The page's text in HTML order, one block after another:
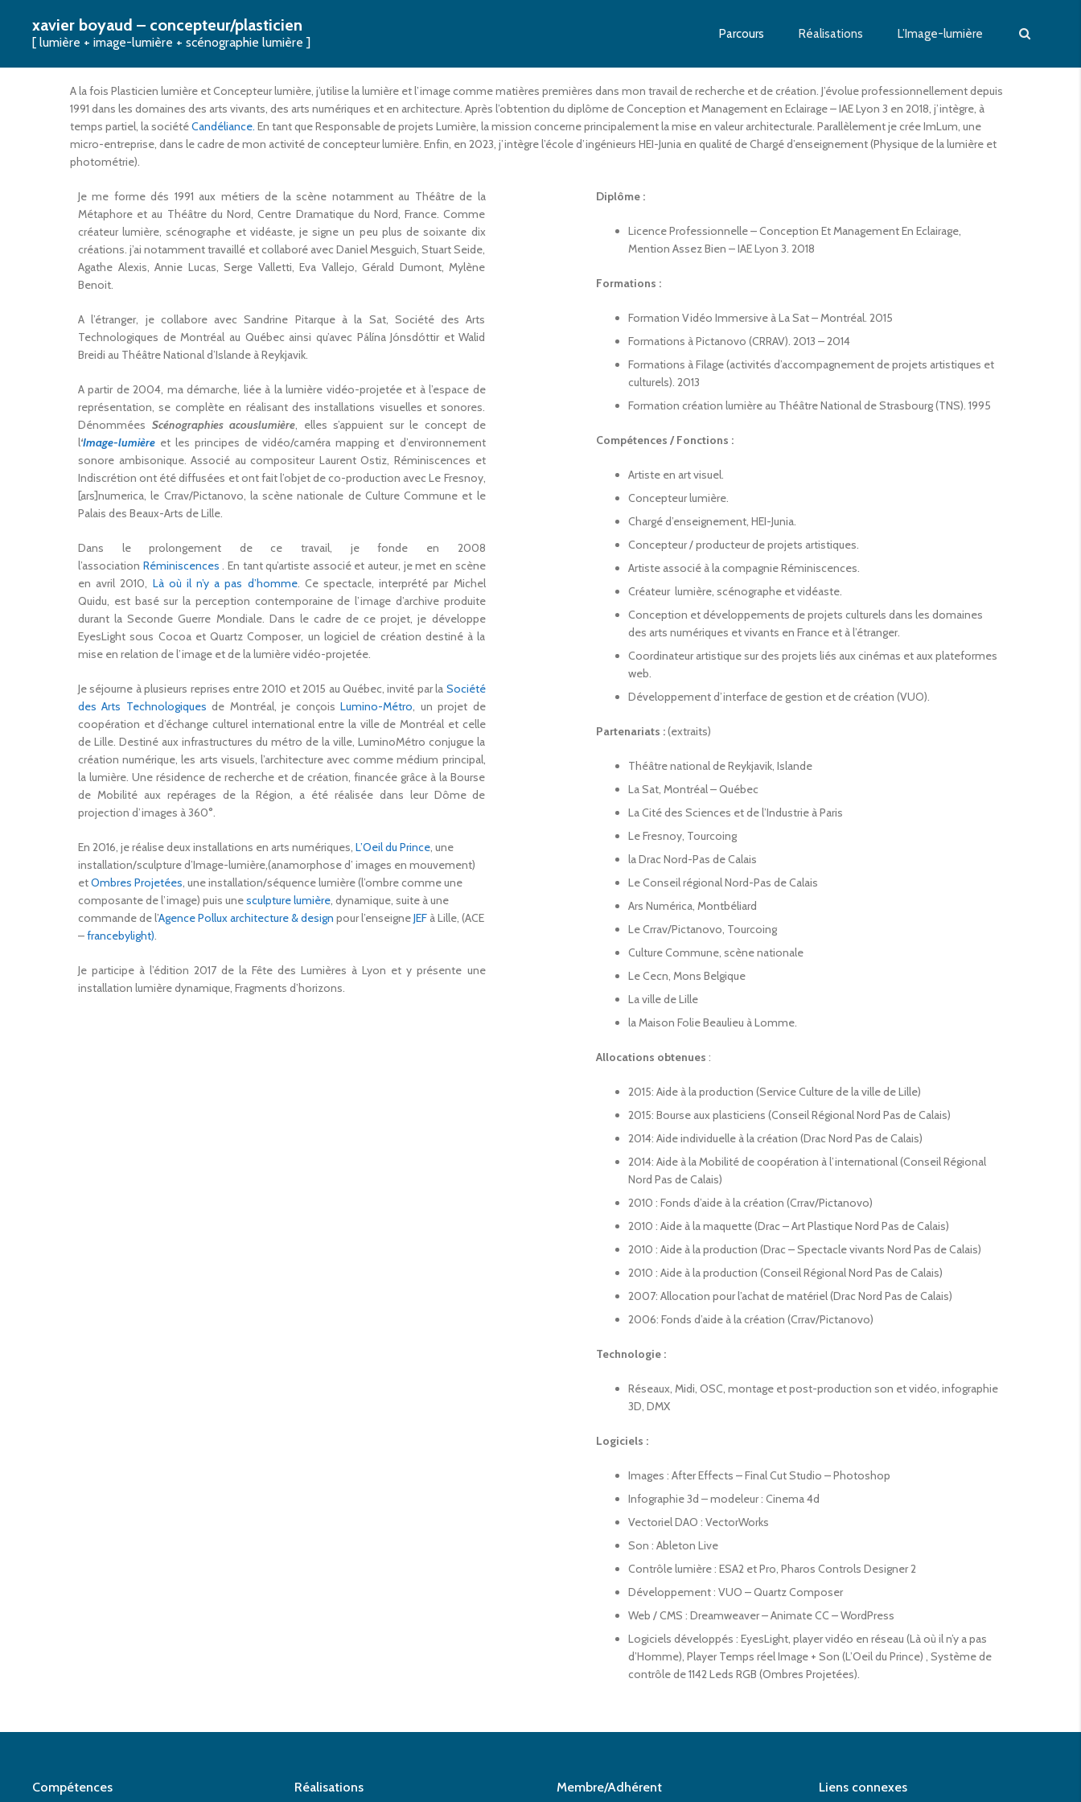
xavier boyaud – concepteur/plasticien
[ lumière + image-lumière + scénographie lumière ]
Parcours Réalisations L’Image-lumière
PARCOURS
A la fois Plasticien lumière et Concepteur lumière, j’utilise la lumière et l’image comme matières premières dans mon travail de recherche et de création. J’évolue professionnellement depuis
1991 dans les domaines des arts vivants, des arts numériques et en architecture. Après l’obtention du diplôme de Conception et Management en Eclairage – IAE Lyon 3 en 2018, j’intègre, à
temps partiel, la sociétéCandéliance. En tant que Responsable de projets Lumière, la mission concerne principalement la mise en valeur architecturale. Parallèlement je crée ImLum, une
micro-entreprise, dans le cadre de mon activité de concepteur lumière. Enfin, en 2023, j’intègre l’école d’ingénieurs HEI-Junia en qualité de Chargé d’enseignement (Physique de la lumière et
photométrie).
Je me forme dés 1991 aux métiers de la scène notamment au Théâtre de la
Métaphore et au Théâtre du Nord, Centre Dramatique du Nord, France. Comme
créateur lumière, scénographe et vidéaste, je signe un peu plus de soixante dix
créations. j’ai notamment travaillé et collaboré avec Daniel Mesguich, Stuart Seide,
Agathe Alexis, Annie Lucas, Serge Valletti, Eva Vallejo, Gérald Dumont, Mylène
Benoit.
A l’étranger, je collabore avec Sandrine Pitarque à la Sat, Société des Arts
Technologiques de Montréal au Québec ainsi qu’avec Pálína Jónsdóttir et Walid
Breidi au Théâtre National d’Islande à Reykjavik.
A partir de 2004, ma démarche, liée à la lumière vidéo-projetée et à l’espace de
représentation, se complète en réalisant des installations visuelles et sonores.
Dénommées Scénographies acouslumière, elles s’appuient sur le concept de
l‘Image-lumière et les principes de vidéo/caméra mapping et d’environnement
sonore ambisonique. Associé au compositeur Laurent Ostiz, Réminiscences et
Indiscrétion ont été diffusées et ont fait l’objet de co-production avec Le Fresnoy,
[ars]numerica, le Crrav/Pictanovo, la scène nationale de Culture Commune et le
Palais des Beaux-Arts de Lille.
Dans le prolongement de ce travail, je fonde en 2008
l’association Réminiscences . En tant qu’artiste associé et auteur, je met en scène
en avril 2010, Là où il n’y a pas d’homme. Ce spectacle, interprété par Michel
Quidu, est basé sur la perception contemporaine de l’image d’archive produite
durant la Seconde Guerre Mondiale. Dans le cadre de ce projet, je développe
EyesLight sous Cocoa et Quartz Composer, un logiciel de création destiné à la
mise en relation de l’image et de la lumière vidéo-projetée.
Je séjourne à plusieurs reprises entre 2010 et 2015 au Québec, invité par la Société
des Arts Technologiques de Montréal, je conçoisLumino-Métro, un projet de
coopération et d’échange culturel international entre la ville de Montréal et celle
de Lille. Destiné aux infrastructures du métro de la ville, LuminoMétro conjugue la
création numérique, les arts visuels, l’architecture avec comme médium principal,
la lumière. Une résidence de recherche et de création, financée grâce à la Bourse
de Mobilité aux repérages de la Région, a été réalisée dans leur Dôme de
projection d’images à 360°.
En 2016, je réalise deux installations en arts numériques, L’Oeil du Prince, une
installation/sculpture d’Image-lumière,(anamorphose d’ images en mouvement)
etOmbres Projetées, une installation/séquence lumière (l’ombre comme une
composante de l’image) puis unesculpture lumière, dynamique, suite à une
commande de l’Agence Pollux architecture & design pour l’enseigneJEF à Lille, (ACE
–francebylight).
Je participe à l’édition 2017 de la Fête des Lumières à Lyon et y présente une
installation lumière dynamique, Fragments d’horizons.
Diplôme :
Licence Professionnelle – Conception Et Management En Eclairage,
Mention Assez Bien – IAE Lyon 3. 2018
Formations :
Formation Vidéo Immersive à La Sat – Montréal. 2015
Formations à Pictanovo (CRRAV). 2013 – 2014
Formations à Filage (activités d’accompagnement de projets artistiques et
culturels). 2013
Formation création lumière au Théâtre National de Strasbourg (TNS). 1995
Compétences / Fonctions :
Artiste en art visuel.
Concepteur lumière.
Chargé d’enseignement, HEI-Junia.
Concepteur / producteur de projets artistiques.
Artiste associé à la compagnie Réminiscences.
Créateur lumière, scénographe et vidéaste.
Conception et développements de projets culturels dans les domaines
des arts numériques et vivants en France et à l’étranger.
Coordinateur artistique sur des projets liés aux cinémas et aux plateformes
web.
Développement d’interface de gestion et de création (VUO).
Partenariats :(extraits)
Théâtre national de Reykjavik, Islande
La Sat, Montréal – Québec
La Cité des Sciences et de l’Industrie à Paris
Le Fresnoy, Tourcoing
la Drac Nord-Pas de Calais
Le Conseil régional Nord-Pas de Calais
Ars Numérica, Montbéliard
Le Crrav/Pictanovo, Tourcoing
Culture Commune, scène nationale
Le Cecn, Mons Belgique
La ville de Lille
la Maison Folie Beaulieu à Lomme.
Allocations obtenues :
2015: Aide à la production (Service Culture de la ville de Lille)
2015: Bourse aux plasticiens (Conseil Régional Nord Pas de Calais)
2014: Aide individuelle à la création (Drac Nord Pas de Calais)
2014: Aide à la Mobilité de coopération à l’international (Conseil Régional
Nord Pas de Calais)
2010 : Fonds d’aide à la création (Crrav/Pictanovo)
2010 : Aide à la maquette (Drac – Art Plastique Nord Pas de Calais)
2010 : Aide à la production (Drac – Spectacle vivants Nord Pas de Calais)
2010 : Aide à la production (Conseil Régional Nord Pas de Calais)
2007: Allocation pour l’achat de matériel (Drac Nord Pas de Calais)
2006: Fonds d’aide à la création (Crrav/Pictanovo)
Technologie :
Réseaux, Midi, OSC, montage et post-production son et vidéo, infographie
3D, DMX
Logiciels :
Images : After Effects – Final Cut Studio – Photoshop
Infographie 3d – modeleur : Cinema 4d
Vectoriel DAO : VectorWorks
Son : Ableton Live
Contrôle lumière : ESA2 et Pro, Pharos Controls Designer 2
Développement : VUO – Quartz Composer
Web / CMS : Dreamweaver – Animate CC – WordPress
Logiciels développés : EyesLight, player vidéo en réseau (Là où il n’y a pas
d’Homme), Player Temps réel Image + Son (L’Oeil du Prince) , Système de
contrôle de 1142 Leds RGB (Ombres Projetées).
Compétences Réalisations Membre/Adhérent Liens connexes